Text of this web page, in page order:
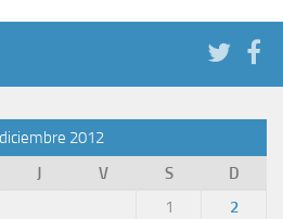
diciembre 2012
J V S D
1
2